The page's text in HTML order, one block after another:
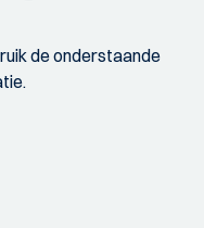
de onderstaande